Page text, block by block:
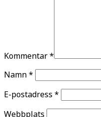
Kommentar*
Namn*
E-postadress *
Webbplats